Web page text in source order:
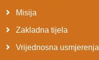
Misija
Zakladna tijela
Vrijednosna usmjerenja